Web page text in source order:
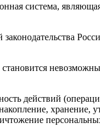
система,
становится
действий
хранение,